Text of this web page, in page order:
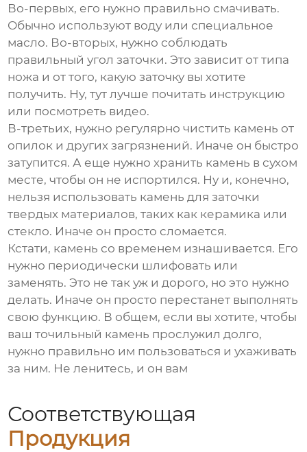
Во-первых, его нужно правильно смачивать.
Обычно используют воду или специальное
масло. Во-вторых, нужно соблюдать
правильный угол заточки. Это зависит от типа
ножа и от того, какую заточку вы хотите
получить. Ну, тут лучше почитать инструкцию
или посмотреть видео.
В-третьих, нужно регулярно чистить камень от
опилок и других загрязнений. Иначе он быстро
затупится. А еще нужно хранить камень в сухом
месте, чтобы он не испортился. Ну и, конечно,
нельзя использовать камень для заточки
твердых материалов, таких как керамика или
стекло. Иначе он просто сломается.
Кстати, камень со временем изнашивается. Его
нужно периодически шлифовать или
заменять. Это не так уж и дорого, но это нужно
делать. Иначе он просто перестанет выполнять
свою функцию. В общем, если вы хотите, чтобы
ваш точильный камень прослужил долго,
нужно правильно им пользоваться и ухаживать
за ним. Не ленитесь, и он вам
Соответствующая
Продукция